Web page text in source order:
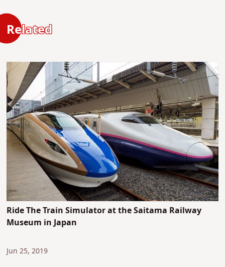
Related
Ride The Train Simulator at the Saitama Railway
Museum in Japan
Jun 25, 2019